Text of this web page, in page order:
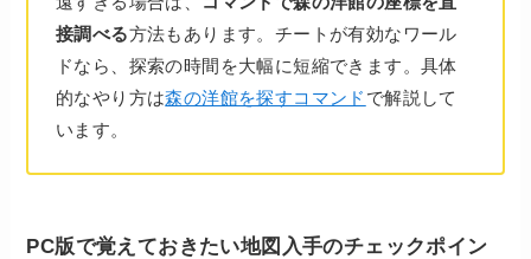
接調べる方法もあります。チートが有効なワール
ドなら、探索の時間を大幅に短縮できます。具体
的なやり方は森の洋館を探すコマンド で解説して
います。
PC版で覚えておきたい地図入手のチェックポイン